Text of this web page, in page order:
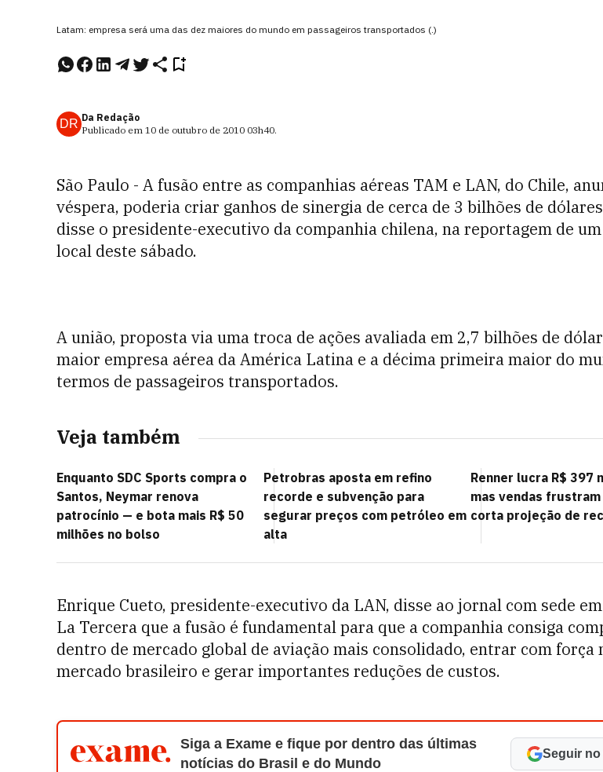
Latam: empresa será uma das dez maiores do mundo em passageiros transportados (.)
DR Da Redação
Publicado em 10 de outubro de 2010 03h40.
São Paulo - A fusão entre as companhias aéreas TAM e LAN, do Chile,
véspera, poderia criar ganhos de sinergia de cerca de 3 bilhões de
disse o presidente-executivo da companhia chilena, na reportagem de
local deste sábado.
A união, proposta via uma troca de ações avaliada em 2,7 bilhões de
maior empresa aérea da América Latina e a décima primeira maior do
termos de passageiros transportados.
Veja também
Enquanto SDC Sports compra o
Santos, Neymar renova
patrocínio — e bota mais R$ 50
milhões no bolso
Petrobras aposta em refino
recorde e subvenção para
segurar preços com petróleo em
alta
Renner lucra R$ 397
mas vendas
corta projeção de
Enrique Cueto, presidente-executivo da LAN, disse ao jornal com sede
La Tercera que a fusão é fundamental para que a companhia consiga
dentro de mercado global de aviação mais consolidado, entrar com força
mercado brasileiro e gerar importantes reduções de custos.
Siga a Exame e fique por dentro das últimas
notícias do Brasil e do Mundo
Seguir